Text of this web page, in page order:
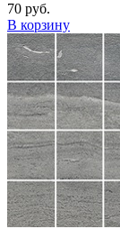
70 руб.
В корзину